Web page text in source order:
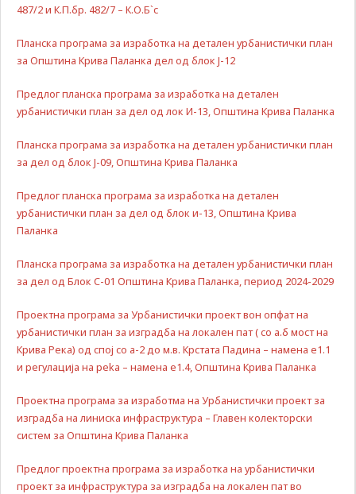
487/2 и К.П.бр. 482/7 – К.О.Б`с
Планска програма за изработка на детален урбанистички план
за Општина Крива Паланка дел од блок Ј-12
Предлог планска програма за изработка на детален
урбанистички план за дел од лок И-13, Општина Крива Паланка
Планска програма за изработка на детален урбанистички план
за дел од блок Ј-09, Општина Крива Паланка
Предлог планска програма за изработка на детален
урбанистички план за дел од блок и-13, Општина Крива
Паланка
Планска програма за изработка на детален урбанистички план
за дел од Блок С-01 Општина Крива Паланка, период 2024-2029
Проектна програма за Урбанистички проект вон опфат на
урбанистички план за изградба на локален пат ( со а.б мост на
Крива Река) од спој со a-2 до м.в. Крстата Падина – намена е1.1
и регулација на рeka – намена е1.4, Општина Крива Паланка
Проектна програма за изработма на Урбанистички проект за
изградба на линиска инфраструктура – Главен колекторски
систем за Општина Крива Паланка
Предлог проектна програма за изработка на урбанистички
проект за инфраструктура за изградба на локален пат во
затворање на
прелистувачот.
може да се
користат за
Вашите
претходни
активности како
пополнување на
апликација за
job“), при
враќање на
претходната
време на истата
сесија (користење
на „go back“
опција).
Statistics
improve
the